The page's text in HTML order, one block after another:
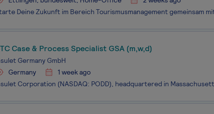
Case & Process Specialist GSA (m,w,d)
Germany GmbH
Germany
1 week ago